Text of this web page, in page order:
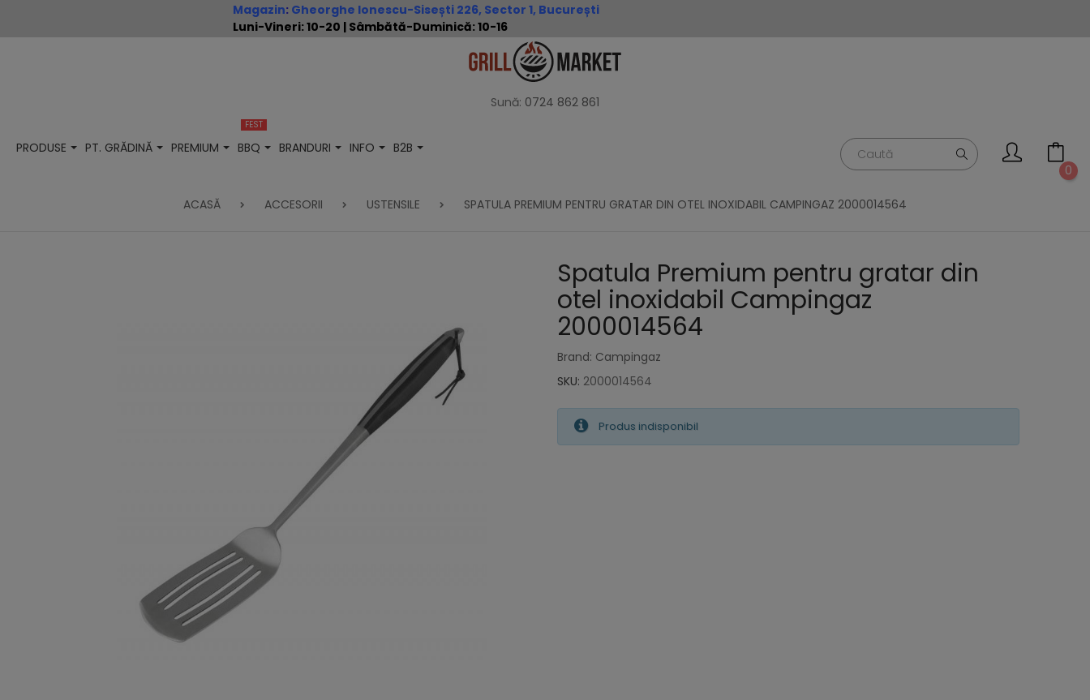
Magazin: Gheorghe Ionescu-Sisești 226, Sector 1, București
Luni-Vineri: 10-20 | Sâmbătă-Duminică: 10-16
Sună: 0724 862 861
PRODUSE PT. GRĂDINĂ PREMIUM BBQ
FEST
BRANDURI INFO
B2B
0
ACASĂ ACCESORII USTENSILE SPATULA PREMIUM PENTRU GRATAR DIN OTEL INOXIDABIL CAMPINGAZ 2000014564
Spatula Premium pentru gratar din
otel inoxidabil Campingaz
2000014564
Brand: Campingaz
SKU: 2000014564
Produs indisponibil